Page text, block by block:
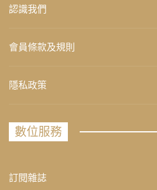
認識我們
會員條款及規則
隱私政策
數位服務
訂閱雜誌